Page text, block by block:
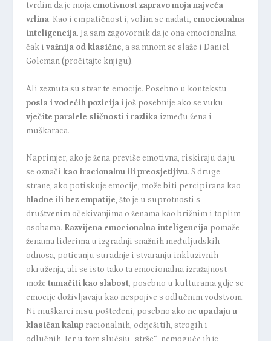
tvrdim da je moja emotivnost zapravo moja najveća
vrlina. Kao i empatičnost i, volim se nadati, emocionalna
inteligencija. Ja sam zagovornik da je ona emocionalna
čak i važnija od klasične, a sa mnom se slaže i Daniel
Goleman (pročitajte knjigu).
Ali zeznuta su stvar te emocije. Posebno u kontekstu
posla i vodećih pozicijai još posebnije ako se vuku
vječite paralele sličnosti i razlikaizmeđu žena i
muškaraca.
Naprimjer, ako je žena previše emotivna, riskiraju da ju
se označi kao iracionalnu ili preosjetljivu. S druge
strane, ako potiskuje emocije, može biti percipirana kao
hladne ili bez empatije, što je u suprotnosti s
društvenim očekivanjima o ženama kao brižnim i toplim
osobama. Razvijena emocionalna inteligencija pomaže
ženama liderima u izgradnji snažnih međuljudskih
odnosa, poticanju suradnje i stvaranju inkluzivnih
okruženja, ali se isto tako ta emocionalna izražajnost
može tumačiti kao slabost, posebno u kulturama gdje se
emocije doživljavaju kao nespojive s odlučnim vodstvom.
Ni muškarci nisu pošteđeni, posebno ako ne upadaju u
klasičan kalupracionalnih, odrješitih, strogih i